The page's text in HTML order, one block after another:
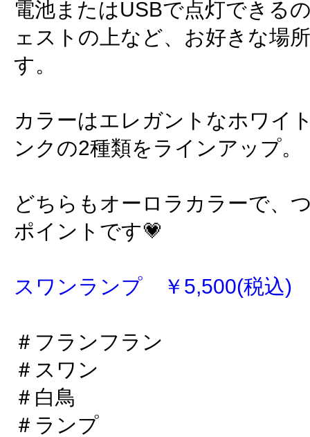
電池またはUSBで点灯できる
ェストの上など、お好きな場
す。
カラーはエレガントなホワイ
ンクの2種類をラインアップ。
どちらもオーロラカラーで、
ポイントです💗
スワンランプ ￥5,500(税込)
＃フランフラン
＃スワン
＃白鳥
＃ランプ